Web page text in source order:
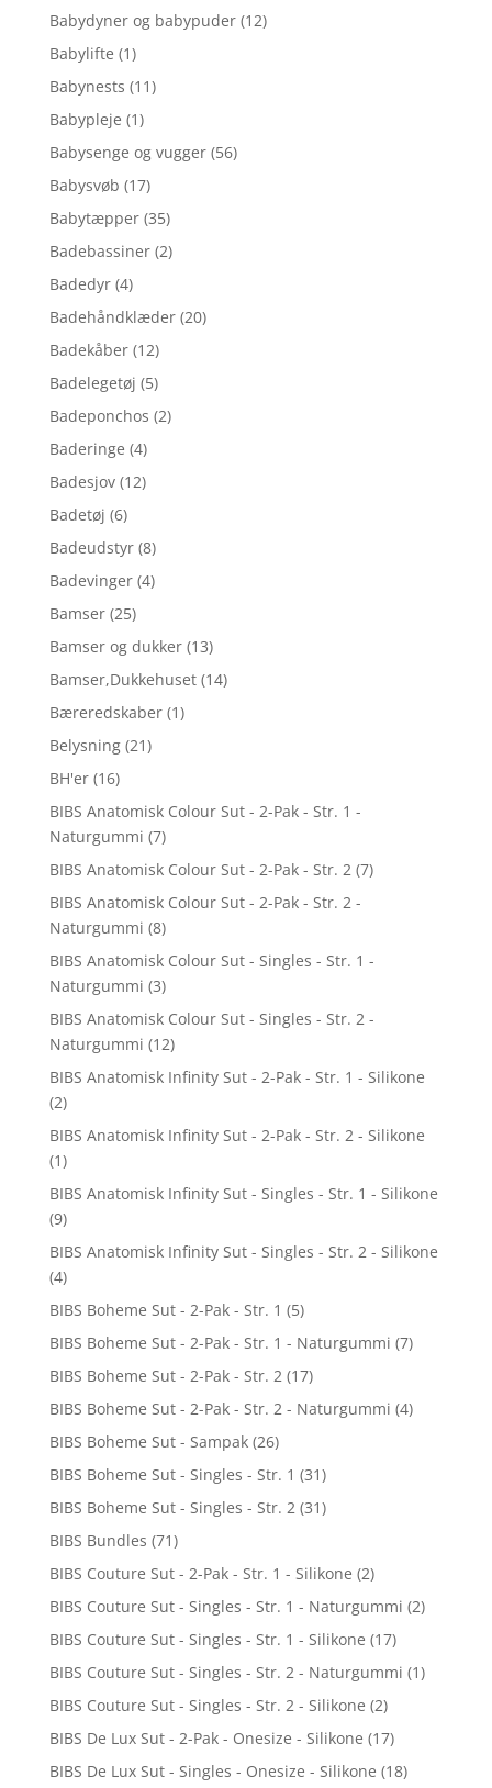
Babydyner og babypuder (12)
Babylifte (1)
Babynests (11)
Babypleje (1)
Babysenge og vugger (56)
Babysvøb (17)
Babytæpper (35)
Badebassiner (2)
Badedyr (4)
Badehåndklæder (20)
Badekåber (12)
Badelegetøj (5)
Badeponchos (2)
Baderinge (4)
Badesjov (12)
Badetøj (6)
Badeudstyr (8)
Badevinger (4)
Bamser (25)
Bamser og dukker (13)
Bamser,Dukkehuset (14)
Bæreredskaber (1)
Belysning (21)
BH'er (16)
BIBS Anatomisk Colour Sut - 2-Pak - Str. 1 -
Naturgummi (7)
BIBS Anatomisk Colour Sut - 2-Pak - Str. 2 (7)
BIBS Anatomisk Colour Sut - 2-Pak - Str. 2 -
Naturgummi (8)
BIBS Anatomisk Colour Sut - Singles - Str. 1 -
Naturgummi (3)
BIBS Anatomisk Colour Sut - Singles - Str. 2 -
Naturgummi (12)
BIBS Anatomisk Infinity Sut - 2-Pak - Str. 1 - Silikone
(2)
BIBS Anatomisk Infinity Sut - 2-Pak - Str. 2 - Silikone
(1)
BIBS Anatomisk Infinity Sut - Singles - Str. 1 - Silikone
(9)
BIBS Anatomisk Infinity Sut - Singles - Str. 2 - Silikone
(4)
BIBS Boheme Sut - 2-Pak - Str. 1 (5)
BIBS Boheme Sut - 2-Pak - Str. 1 - Naturgummi (7)
BIBS Boheme Sut - 2-Pak - Str. 2 (17)
BIBS Boheme Sut - 2-Pak - Str. 2 - Naturgummi (4)
BIBS Boheme Sut - Sampak (26)
BIBS Boheme Sut - Singles - Str. 1 (31)
BIBS Boheme Sut - Singles - Str. 2 (31)
BIBS Bundles (71)
BIBS Couture Sut - 2-Pak - Str. 1 - Silikone (2)
BIBS Couture Sut - Singles - Str. 1 - Naturgummi (2)
BIBS Couture Sut - Singles - Str. 1 - Silikone (17)
BIBS Couture Sut - Singles - Str. 2 - Naturgummi (1)
BIBS Couture Sut - Singles - Str. 2 - Silikone (2)
BIBS De Lux Sut - 2-Pak - Onesize - Silikone (17)
BIBS De Lux Sut - Singles - Onesize - Silikone (18)